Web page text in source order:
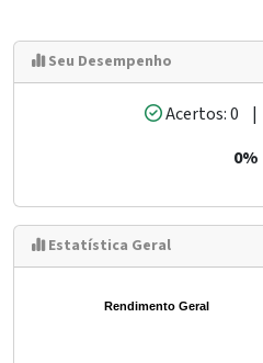
Seu Desempenho
Acertos: 0 |
0%
Estatística Geral
Rendimento Geral